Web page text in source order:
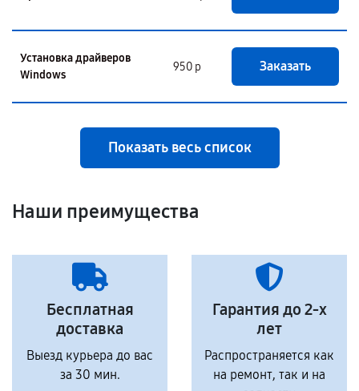
Установка драйверов
Windows
950 р Заказать
Показать весь список
Наши преимущества
Бесплатная
доставка
Выезд курьера до вас
за 30 мин.
Гарантия до 2-х
лет
Распространяется как
на ремонт, так и на